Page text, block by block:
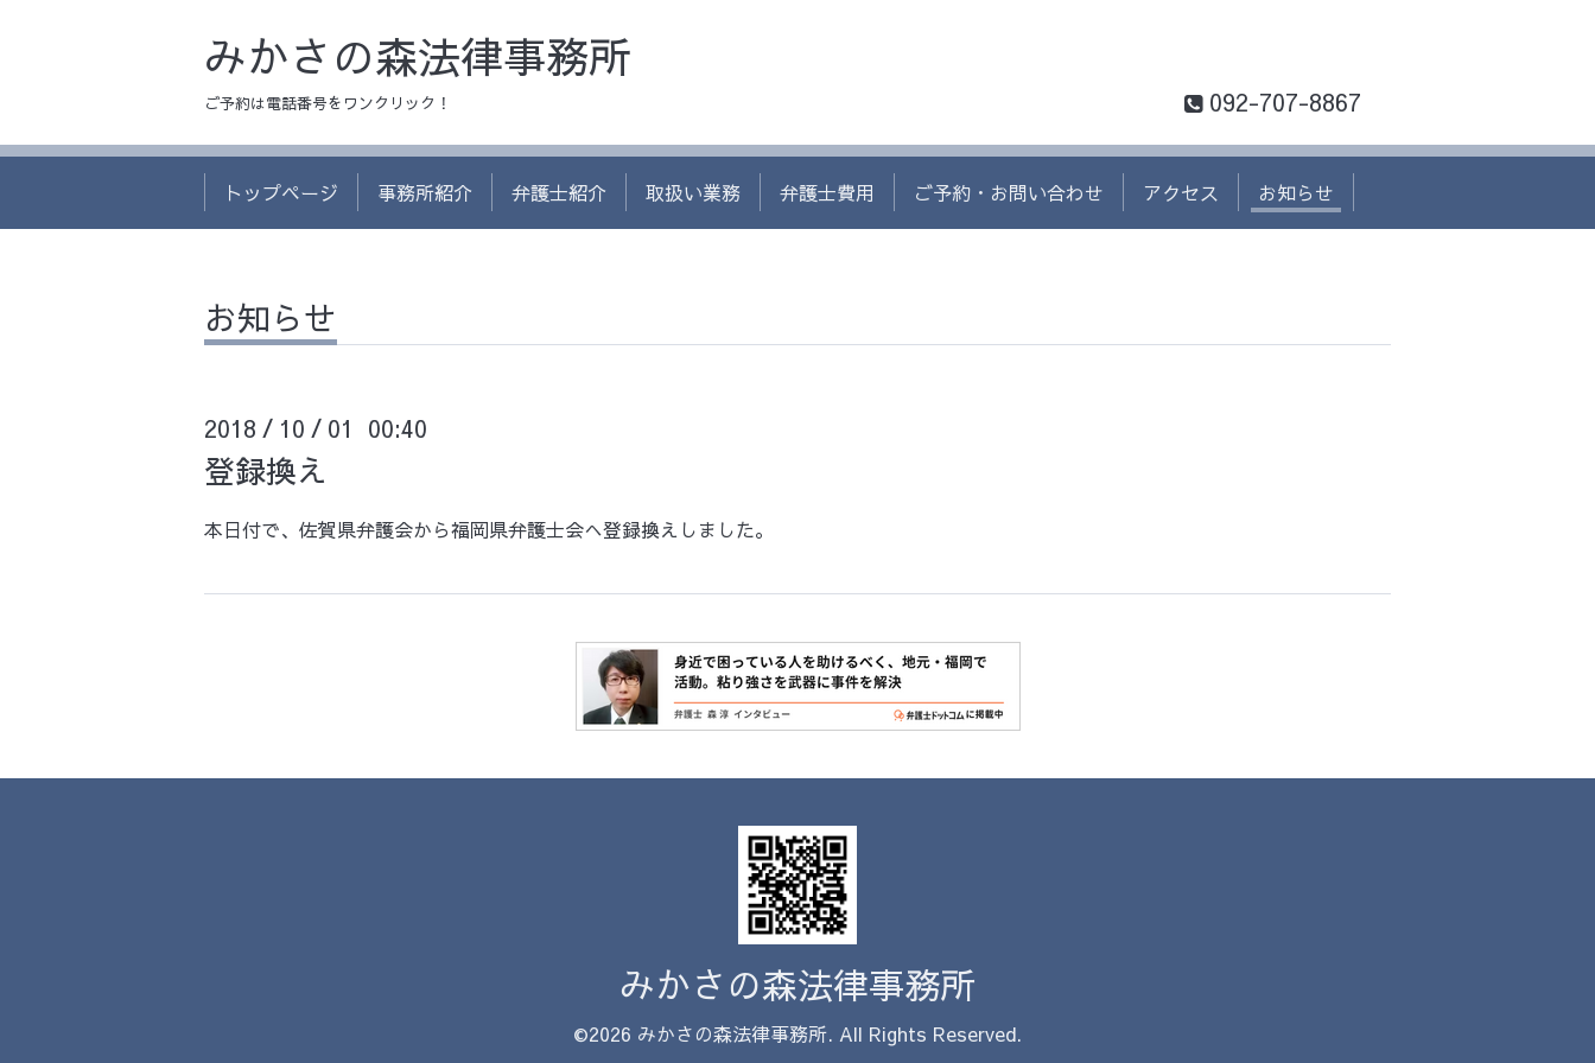
みかさの森法律事務所
ご予約は電話番号をワンクリック！ 092-707-8867
トップページ 事務所紹介 弁護士紹介 取扱い業務 弁護士費用 ご予約・お問い合わせ アクセス お知らせ
お知らせ
2018 / 10 / 01 00:40
登録換え
本日付で、佐賀県弁護会から福岡県弁護士会へ登録換えしました。
みかさの森法律事務所
©2026 みかさの森法律事務所. All Rights Reserved.